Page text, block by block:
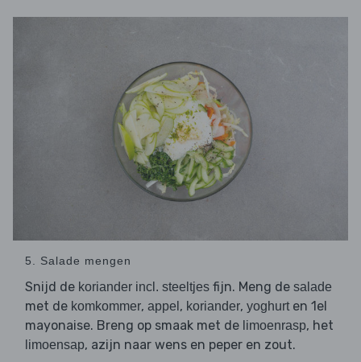
5. Salade mengen
Snijd de koriander incl. steeltjes fijn. Meng de salade
met de komkommer, appel , koriander, yoghurten 1el
mayonaise. Breng op smaak met de limoenrasp, het
limoensap, azijn naar wens en peper en zout.